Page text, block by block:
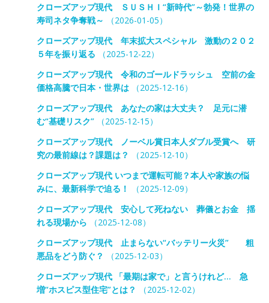
クローズアップ現代 ＳＵＳＨＩ“新時代”～勃発！世界の
寿司ネタ争奪戦～
（2026-01-05）
クローズアップ現代 年末拡大スペシャル 激動の２０２
５年を振り返る （2025-12-22）
クローズアップ現代 令和のゴールドラッシュ 空前の金
価格高騰で日本・世界は（2025-12-16）
クローズアップ現代 あなたの家は大丈夫？ 足元に潜
む“基礎リスク”（2025-12-15）
クローズアップ現代 ノーベル賞日本人ダブル受賞へ 研
究の最前線は？課題は？
（2025-12-10）
クローズアップ現代 いつまで運転可能？本人や家族の悩
みに、最新科学で迫る！
（2025-12-09）
クローズアップ現代 安心して死ねない 葬儀とお金 揺
れる現場から （2025-12-08）
クローズアップ現代 止まらない“バッテリー火災” 粗
悪品をどう防ぐ？
（2025-12-03）
クローズアップ現代 「最期は家で」と言うけれど… 急
増“ホスピス型住宅”とは？
（2025-12-02）